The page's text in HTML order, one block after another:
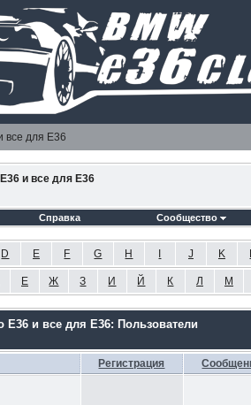
все для Е36
и все для Е36
Справка Сообщество
D E F G H J K
Е Ж З И Й К Л М
Е36 и все для Е36: Пользователи
Регистрация